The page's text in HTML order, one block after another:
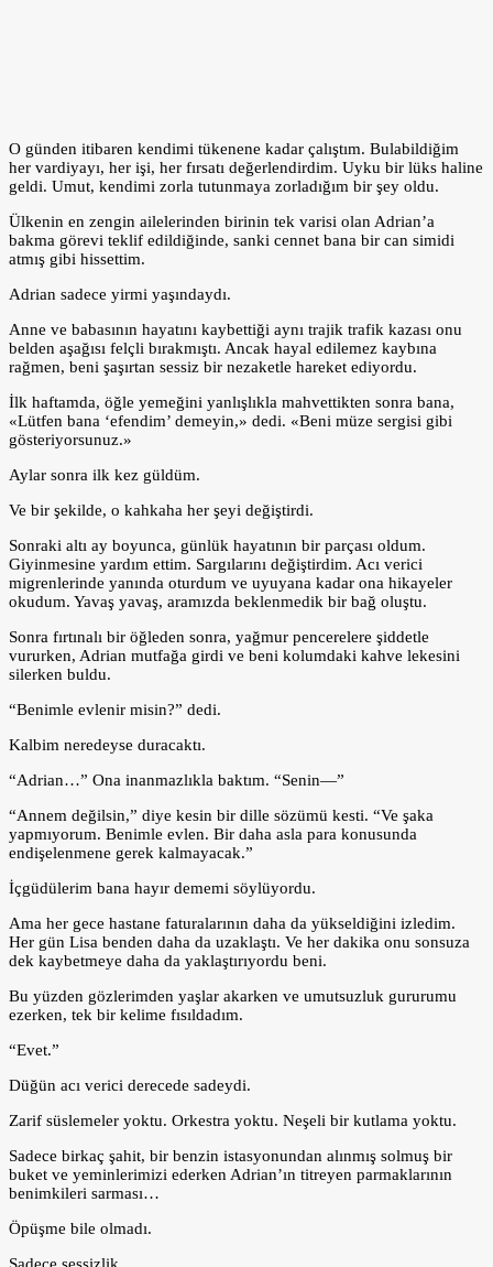
O günden itibaren kendimi tükenene kadar çalıştım. Bulabildiğim
her vardiyayı, her işi, her fırsatı değerlendirdim. Uyku bir lüks haline
geldi. Umut, kendimi zorla tutunmaya zorladığım bir şey oldu.
Ülkenin en zengin ailelerinden birinin tek varisi olan Adrian’a
bakma görevi teklif edildiğinde, sanki cennet bana bir can simidi
atmış gibi hissettim.
Adrian sadece yirmi yaşındaydı.
Anne ve babasının hayatını kaybettiği aynı trajik trafik kazası onu
belden aşağısı felçli bırakmıştı. Ancak hayal edilemez kaybına
rağmen, beni şaşırtan sessiz bir nezaketle hareket ediyordu.
İlk haftamda, öğle yemeğini yanlışlıkla mahvettikten sonra bana,
«Lütfen bana ‘efendim’ demeyin,» dedi. «Beni müze sergisi gibi
gösteriyorsunuz.»
Aylar sonra ilk kez güldüm.
Ve bir şekilde, o kahkaha her şeyi değiştirdi.
Sonraki altı ay boyunca, günlük hayatının bir parçası oldum.
Giyinmesine yardım ettim. Sargılarını değiştirdim. Acı verici
migrenlerinde yanında oturdum ve uyuyana kadar ona hikayeler
okudum. Yavaş yavaş, aramızda beklenmedik bir bağ oluştu.
Sonra fırtınalı bir öğleden sonra, yağmur pencerelere şiddetle
vururken, Adrian mutfağa girdi ve beni kolumdaki kahve lekesini
silerken buldu.
“Benimle evlenir misin?” dedi.
Kalbim neredeyse duracaktı.
“Adrian…” Ona inanmazlıkla baktım. “Senin—”
“Annem değilsin,” diye kesin bir dille sözümü kesti. “Ve şaka
yapmıyorum. Benimle evlen. Bir daha asla para konusunda
endişelenmene gerek kalmayacak.”
İçgüdülerim bana hayır dememi söylüyordu.
Ama her gece hastane faturalarının daha da yükseldiğini izledim.
Her gün Lisa benden daha da uzaklaştı. Ve her dakika onu sonsuza
dek kaybetmeye daha da yaklaştırıyordu beni.
Bu yüzden gözlerimden yaşlar akarken ve umutsuzluk gururumu
ezerken, tek bir kelime fısıldadım.
“Evet.”
Düğün acı verici derecede sadeydi.
Zarif süslemeler yoktu. Orkestra yoktu. Neşeli bir kutlama yoktu.
Sadece birkaç şahit, bir benzin istasyonundan alınmış solmuş bir
buket ve yeminlerimizi ederken Adrian’ın titreyen parmaklarının
benimkileri sarması…
Öpüşme bile olmadı.